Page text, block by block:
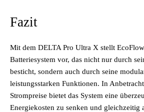
Fazit
Mit dem DELTA Pro Ultra X stellt
Batteriesystem vor, das nicht nur durch
besticht, sondern auch durch seine
leistungsstarken Funktionen. In
Strompreise bietet das System eine
Energiekosten zu senken und gleichzeitig